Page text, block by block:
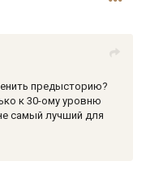
предысторию?
к 30-ому уровню
самый лучший для